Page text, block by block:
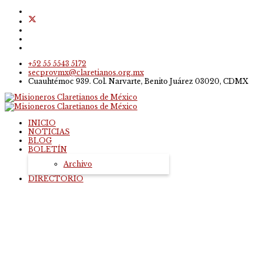
+52 55 5543 5172
secprovmx@claretianos.org.mx
Cuauhtémoc 939. Col. Narvarte, Benito Juárez 03020, CDMX
INICIO
NOTICIAS
BLOG
BOLETÍN
Archivo
DIRECTORIO